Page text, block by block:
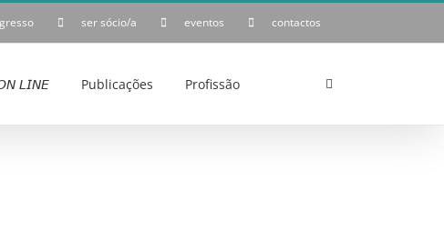
ser sócio/a eventos contactos
𝘓𝘐𝘕𝘌 Publicações Profissão